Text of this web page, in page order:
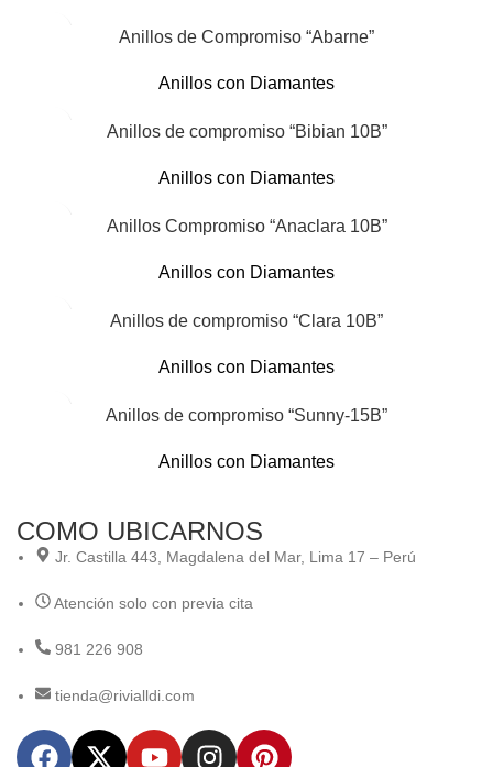
Anillos de Compromiso “Abarne”
Anillos con Diamantes
Anillos de compromiso “Bibian 10B”
Anillos con Diamantes
Anillos Compromiso “Anaclara 10B”
Anillos con Diamantes
Anillos de compromiso “Clara 10B”
Anillos con Diamantes
Anillos de compromiso “Sunny-15B”
Anillos con Diamantes
COMO UBICARNOS
Jr. Castilla 443, Magdalena del Mar, Lima 17 – Perú
Atención solo con previa cita
981 226 908
tienda@rivialldi.com